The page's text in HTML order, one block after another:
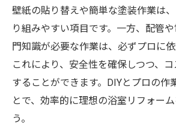
壁紙の貼り替えや簡単な塗装作業は
り組みやすい項目です。一方、配管
門知識が必要な作業は、必ずプロに依
これにより、安全性を確保しつつ、
することができます。DIYとプロの作
とで、効率的に理想の浴室リフォー
う。